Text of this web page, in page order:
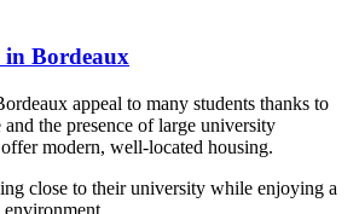
in Bordeaux
appeal to many students thanks to
the presence of large university
offer modern, well-located housing.
close to their university while enjoying a